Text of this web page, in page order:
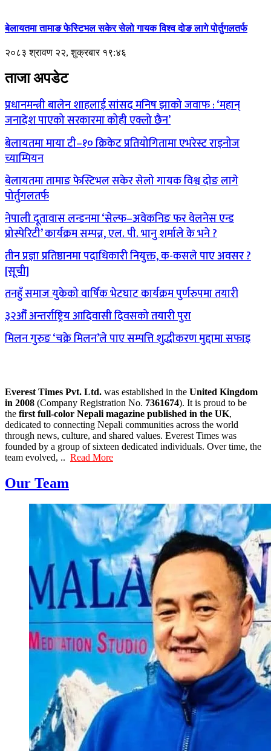
बेलायतमा तामाङ फेस्टिभल सकेर सेलो गायक विश्व दोङ लागे पोर्तुगलतर्फ
२०८३ श्रावण २२, शुक्रबार १९:४६
ताजा अपडेट
प्रधानमन्त्री बालेन शाहलाई सांसद मनिष झाको जवाफ : ‘महान्
जनादेश पाएको सरकारमा कोही एक्लो छैन’
बेलायतमा माया टी–१० क्रिकेट प्रतियोगितामा एभरेस्ट राइनोज
च्याम्पियन
बेलायतमा तामाङ फेस्टिभल सकेर सेलो गायक विश्व दोङ लागे
पोर्तुगलतर्फ
नेपाली दूतावास लन्डनमा ‘सेल्फ–अवेकनिङ फर वेलनेस एन्ड
प्रोस्पेरिटी’ कार्यक्रम सम्पन्न, एल. पी. भानु शर्माले के भने ?
तीन प्रज्ञा प्रतिष्ठानमा पदाधिकारी नियुक्त, क-कसले पाए अवसर ?
[सूची]
तनहुँ समाज युकेको वार्षिक भेटघाट कार्यक्रम पुर्णरुपमा तयारी
३२औँ अन्तर्राष्ट्रिय आदिवासी दिवसको तयारी पुरा
मिलन गुरुङ ‘चक्रे मिलन’ले पाए सम्पत्ति शुद्धीकरण मुद्दामा सफाइ
Everest Times Pvt. Ltd. was established in the United Kingdom
in 2008 (Company Registration No. 7361674). It is proud to be
the first full-color Nepali magazine published in the UK,
dedicated to connecting Nepali communities across the world
through news, culture, and shared values. Everest Times was
founded by a group of sixteen dedicated individuals. Over time, the
team evolved, .. Read More
Our Team